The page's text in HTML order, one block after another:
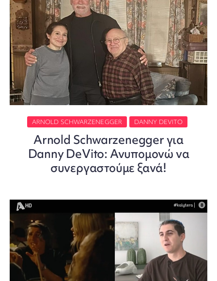
ARNOLD SCHWARZENEGGER DANNY DEVITO
Arnold Schwarzenegger για
Danny DeVito: Ανυπομονώ να
συνεργαστούμε ξανά!